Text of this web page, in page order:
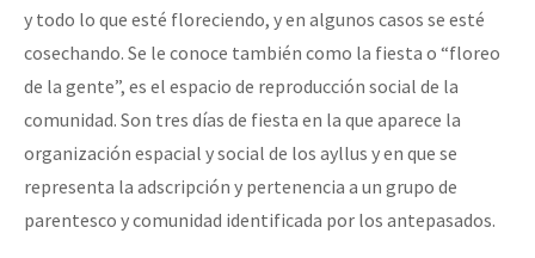
y todo lo que esté floreciendo, y en algunos casos se esté
cosechando. Se le conoce también como la fiesta o “floreo
de la gente”, es el espacio de reproducción social de la
comunidad. Son tres días de fiesta en la que aparece la
organización espacial y social de los ayllus y en que se
representa la adscripción y pertenencia a un grupo de
parentesco y comunidad identificada por los antepasados.